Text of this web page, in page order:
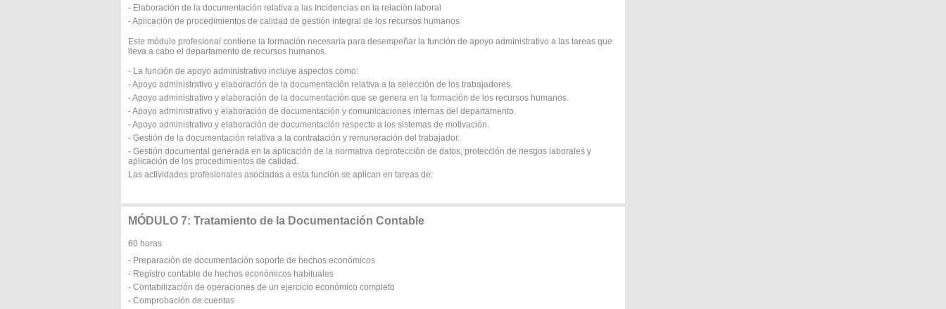
- Elaboración de la documentación relativa a las Incidencias en la relación laboral
- Aplicación de procedimientos de calidad de gestión integral de los recursos humanos
Este módulo profesional contiene la formación necesaria para desempeñar la función de apoyo administrativo a las tareas que
lleva a cabo el departamento de recursos humanos.
- La función de apoyo administrativo incluye aspectos como:
- Apoyo administrativo y elaboración de la documentación relativa a la selección de los trabajadores.
- Apoyo administrativo y elaboración de la documentación que se genera en la formación de los recursos humanos.
- Apoyo administrativo y elaboración de documentación y comunicaciones internas del departamento.
- Apoyo administrativo y elaboración de documentación respecto a los sistemas de motivación.
- Gestión de la documentación relativa a la contratación y remuneración del trabajador.
- Gestión documental generada en la aplicación de la normativa deprotección de datos, protección de riesgos laborales y
aplicación de los procedimientos de calidad.
Las actividades profesionales asociadas a esta función se aplican en tareas de:
MÓDULO 7: Tratamiento de la Documentación Contable
60 horas
- Preparación de documentación soporte de hechos económicos
- Registro contable de hechos económicos habituales
- Contabilización de operaciones de un ejercicio económico completo
- Comprobación de cuentas